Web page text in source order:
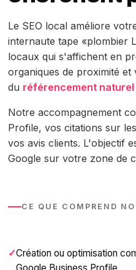
Le SEO local améliore
internaute tape «plombier
locaux qui s'affichent en
organiques de proximité
du référencement naturel
Notre accompagnement
Profile, vos citations sur
vos avis clients. L'objectif
Google sur votre zone de
CE QUE COMPREND
Création ou optimisation